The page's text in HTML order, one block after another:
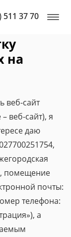
511 37 70
на
веб-сайт
веб-сайт), я
даю
помещение
почты:
телефона:
а